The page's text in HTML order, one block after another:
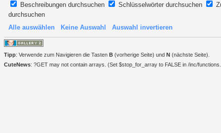
Beschreibungen durchsuchen Schlüsselwörter durchsuchen
durchsuchen
Alle auswählen
Keine Auswahl Auswahl invertieren
Tipp: Verwende zum Navigieren die Tasten B (vorherige Seite) und N (nächste Seite).
CuteNews: ?GET may not contain arrays. (Set $stop_for_array to FALSE in /inc/